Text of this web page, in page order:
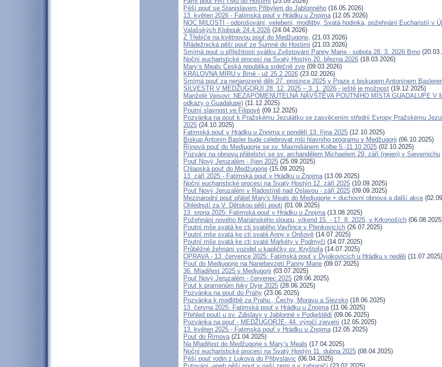
Pěší pouť se Stanislavem Přibylem do Jablonného (16.05.2026)
13. květen 2026 - Fatimská pouť v Hrádku u Znojma(12.05.2026)
NOC MILOSTÍ - odprošování, velebení, modlitby, Svatá hodinka, požehnání Eucharistií v
Valašských Klobouk 24.4.2026 (24.04.2026)
Z Třebíče na květnovou pouť do Medžugorje, (21.03.2026)
Mládežnická pěší pouť ze Šumné do Hostimi (21.03.2026)
Smírná pouť u příležitosti svátku Zvěstování Panny Marie - sobota 28. 3. 2026 Brno
Noční eucharistické procesí na Svatý Hostýn 20. března 2026 (18.03.2026)
Mary’s Meals Česká republika srdečně zve (09.03.2026)
KRÁLOVNA MÍRU v Brně - už 25.2.2026 (23.02.2026)
Smírná pouť za nenarozené děti 27. prosince 2025 v Praze s biskupem Antonínem
SILVESTR V MEDŽUGORJI 28. 12. 2025 – 3. 1. 2026 - ještě je možnost (19.12.2025)
Manželé Veisovi: NEZAPOMENUTELNÁ NÁVŠTĚVA POUTNÍHO MÍSTA GUADALUPE V
odkazy o Guadalupe) (11.12.2025)
Poutní slavnost ve Filipově (09.12.2025)
Pozvánka na pouť k Pražskému Jezulátku se zasvěcením střední Evropy Pražskému
2025 (24.10.2025)
Fatimská pouť v Hrádku u Znojma v pondělí 13. října 2025 (12.10.2025)
Biskup Antonín Basler bude celebrovat mši hlavního programu v Medžugorji (06.10.2025)
Říjnová pouť do Medjugorje se sv. Maxmiliánem Kolbe 5.-11.10.2025 (02.10.2025)
Pozvání na obnovu přátelství se sv. archandělem Michaelem 29. září (nejen) v Sievernichu
Pouť Nový Jeruzalém - říjen 2025 (25.09.2025)
Chlapská pouť do Medžugorje (15.09.2025)
13. září 2025 - Fatimská pouť v Hrádku u Znojma(13.09.2025)
Noční eucharistické procesí na Svatý Hostýn 12. září 2025 (10.09.2025)
Pouť Nový Jeruzalém v Radostíně nad Oslavou - září 2025 (09.09.2025)
Mezinárodní pouť přátel Mary's Meals do Medjugorje + duchovní obnova a další akce
Ohlédnutí za V. Dětskou pěší poutí (01.09.2025)
13. srpna 2025: Fatimská pouť v Hrádku u Znojma(13.08.2025)
Požehnání nového Mariánského sloupu, víkend 15. - 17. 8. 2025, v Krkonoších
Poutní mše svatá ke cti svatého Vavřince v Plenkovicích (26.07.2025)
Poutní mše svatá ke cti svaté Anny v Onšově (14.07.2025)
Poutní mše svatá ke cti svaté Markéty v Podmyči (14.07.2025)
Průběžné žehnání vozidel u kapličky sv. Kryštofa(14.07.2025)
OPRAVA - 13. července 2025: Fatimská pouť v Dyjákovicích u Hrádku v neděli (11.07.2025)
Pouť do Medjugorje na Nanebevzetí Panny Marie (09.07.2025)
36. Mladifest 2025 v Medjugorji (03.07.2025)
Pouť Nový Jeruzalém - červenec 2025 (28.06.2025)
Pouť k pramenům řeky Dyje 2025 (28.06.2025)
Pozvánka na pouť do Prahy (23.06.2025)
Pozvánka k modlitbě za Prahu , Čechy, Moravu a Slezsko (18.06.2025)
13. června 2025: Fatimská pouť v Hrádku u Znojma(11.06.2025)
Přehled poutí u sv. Zdislavy v Jablonné v Podještědí (09.06.2025)
Pozvánka na pouť - MEDŽUGORJE- 44. výročí zjevení (12.05.2025)
13. květen 2025 - Fatimská pouť v Hrádku u Znojma(12.05.2025)
Pouť do Římova(21.04.2025)
Na Mladifest do Medžugorje s Mary’s Meals (17.04.2025)
Noční eucharistické procesí na Svatý Hostýn 11. dubna 2025 (08.04.2025)
Pěší pouť rodin z Lukova do Přibyslavic (06.04.2025)